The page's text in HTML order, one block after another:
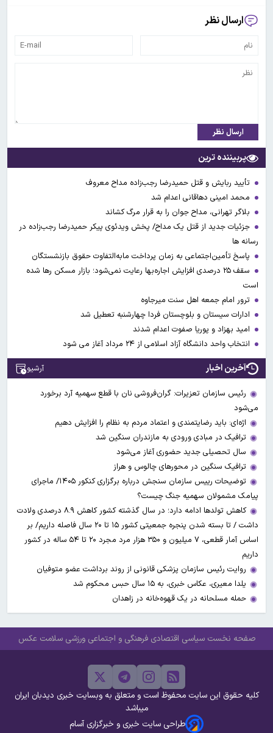
ارسال نظر
ارسال نظر
پربیننده ترین
تأیید ربایش و قتل حمیدرضا رجب‌زاده مداح معروف
محمد امینی دهاقانی اعدام شد
بلاگر تهرانی، مداح جوان را به قرار مرگ کشاند
جزئیات جدید از قتل یک مداح/ پخش ویدئوی پیکر حمیدرضا رجب‌زاده در
رسانه ها
پاسخ تأمین‌اجتماعی به زمان پرداخت مابه‌التفاوت حقوق بازنشستگان
سقف ۲۵ درصدی افزایش اجاره‌بها رعایت نمی‌شود؛ بازار مسکن رها شده
است
ترور امام جمعه اهل سنت میرجاوه
ادارات سیستان و بلوچستان فردا چهارشنبه تعطیل شد
امید بهزاد و پوریا صفوت اعدام شدند
انتخاب واحد دانشگاه آزاد اسلامی از ۲۴ مرداد آغاز می شود
آخرین اخبار آرشیو
رئیس سازمان تعزیرات: گران‌فروشی نان با قطع سهمیه آرد برخورد
می‌شود
اژه‌ای: باید رضایتمندی و اعتماد مردم به نظام را افزایش دهیم
ترافیک در مبادی ورودی به مازندران سنگین شد
سال تحصیلی جدید حضوری آغاز می‌شود
ترافیک سنگین در محورهای چالوس و هراز
توضیحات رییس سازمان سنجش درباره برگزاری کنکور ۱۴۰۵/ ماجرای
پیامک مشمولان سهمیه جنگ چیست؟
کاهش تولدها ادامه دارد؛ در سال گذشته کشور کاهش ۸.۹ درصدی ولادت
داشت / تا بسته شدن پنجره جمعیتی کشور ۱۵ تا ۲۰ سال فاصله داریم/ بر
اساس آمار قطعی، ۷ میلیون و ۳۵۰ هزار مرد مجرد ۲۰ تا ۵۴ ساله در کشور
داریم
روایت رئیس سازمان پزشکی قانونی از روند برداشت عضو متوفیان
یلدا معیری، عکاس خبری، به ۱۵ سال حبس محکوم شد
حمله مسلحانه در یک قهوه‌خانه در زاهدان
صفحه نخست سیاسی اقتصادی فرهنگی و اجتماعی ورزشی سلامت عکس
کلیه حقوق این سایت محفوظ است و متعلق به وبسایت خبری دیدبان ایران
میباشد
طراحی سایت خبری و خبرگزاری آسام